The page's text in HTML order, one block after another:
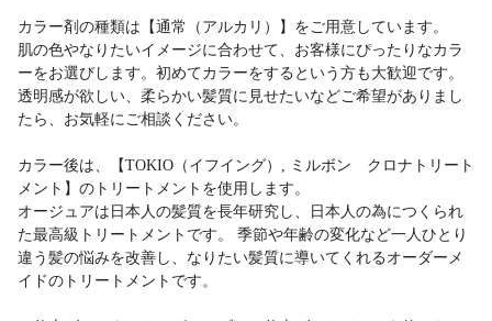
カラー剤の種類は【通常（アルカリ）】をご用意しています。
肌の色やなりたいイメージに合わせて、お客様にぴったりなカラ
ーをお選びします。初めてカラーをするという方も大歓迎です。
透明感が欲しい、柔らかい髪質に見せたいなどご希望がありまし
たら、お気軽にご相談ください。
カラー後は、【TOKIO（イフイング）, ミルボン クロナトリート
メント】のトリートメントを使用します。
オージュアは日本人の髪質を長年研究し、日本人の為につくられ
た最高級トリートメントです。 季節や年齢の変化など一人ひとり
違う髪の悩みを改善し、なりたい髪質に導いてくれるオーダーメ
イドのトリートメントです。